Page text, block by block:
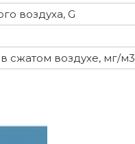
воздуха, G
сжатом воздухе, мг/м3